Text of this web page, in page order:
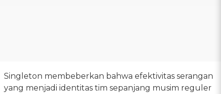
Singleton membeberkan bahwa efektivitas serangan
yang menjadi identitas tim sepanjang musim reguler